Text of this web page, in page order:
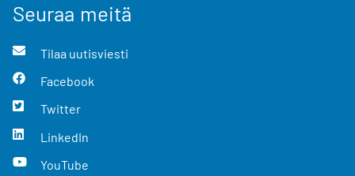
Seuraa meitä
Tilaa uutisviesti
Facebook
Twitter
LinkedIn
YouTube